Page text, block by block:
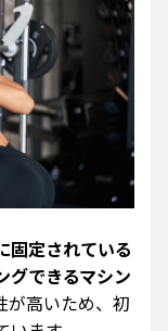
固定されている
グできるマシン
が高いため、初